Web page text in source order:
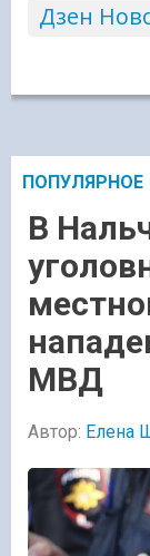
Дзен
ПОПУЛЯРНОЕ
В
МВД
Автор: Елена